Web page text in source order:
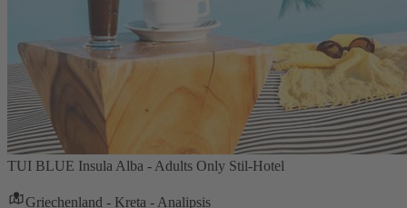
TUI BLUE Insula Alba - Adults Only Stil-Hotel
Griechenland - Kreta - Analipsis